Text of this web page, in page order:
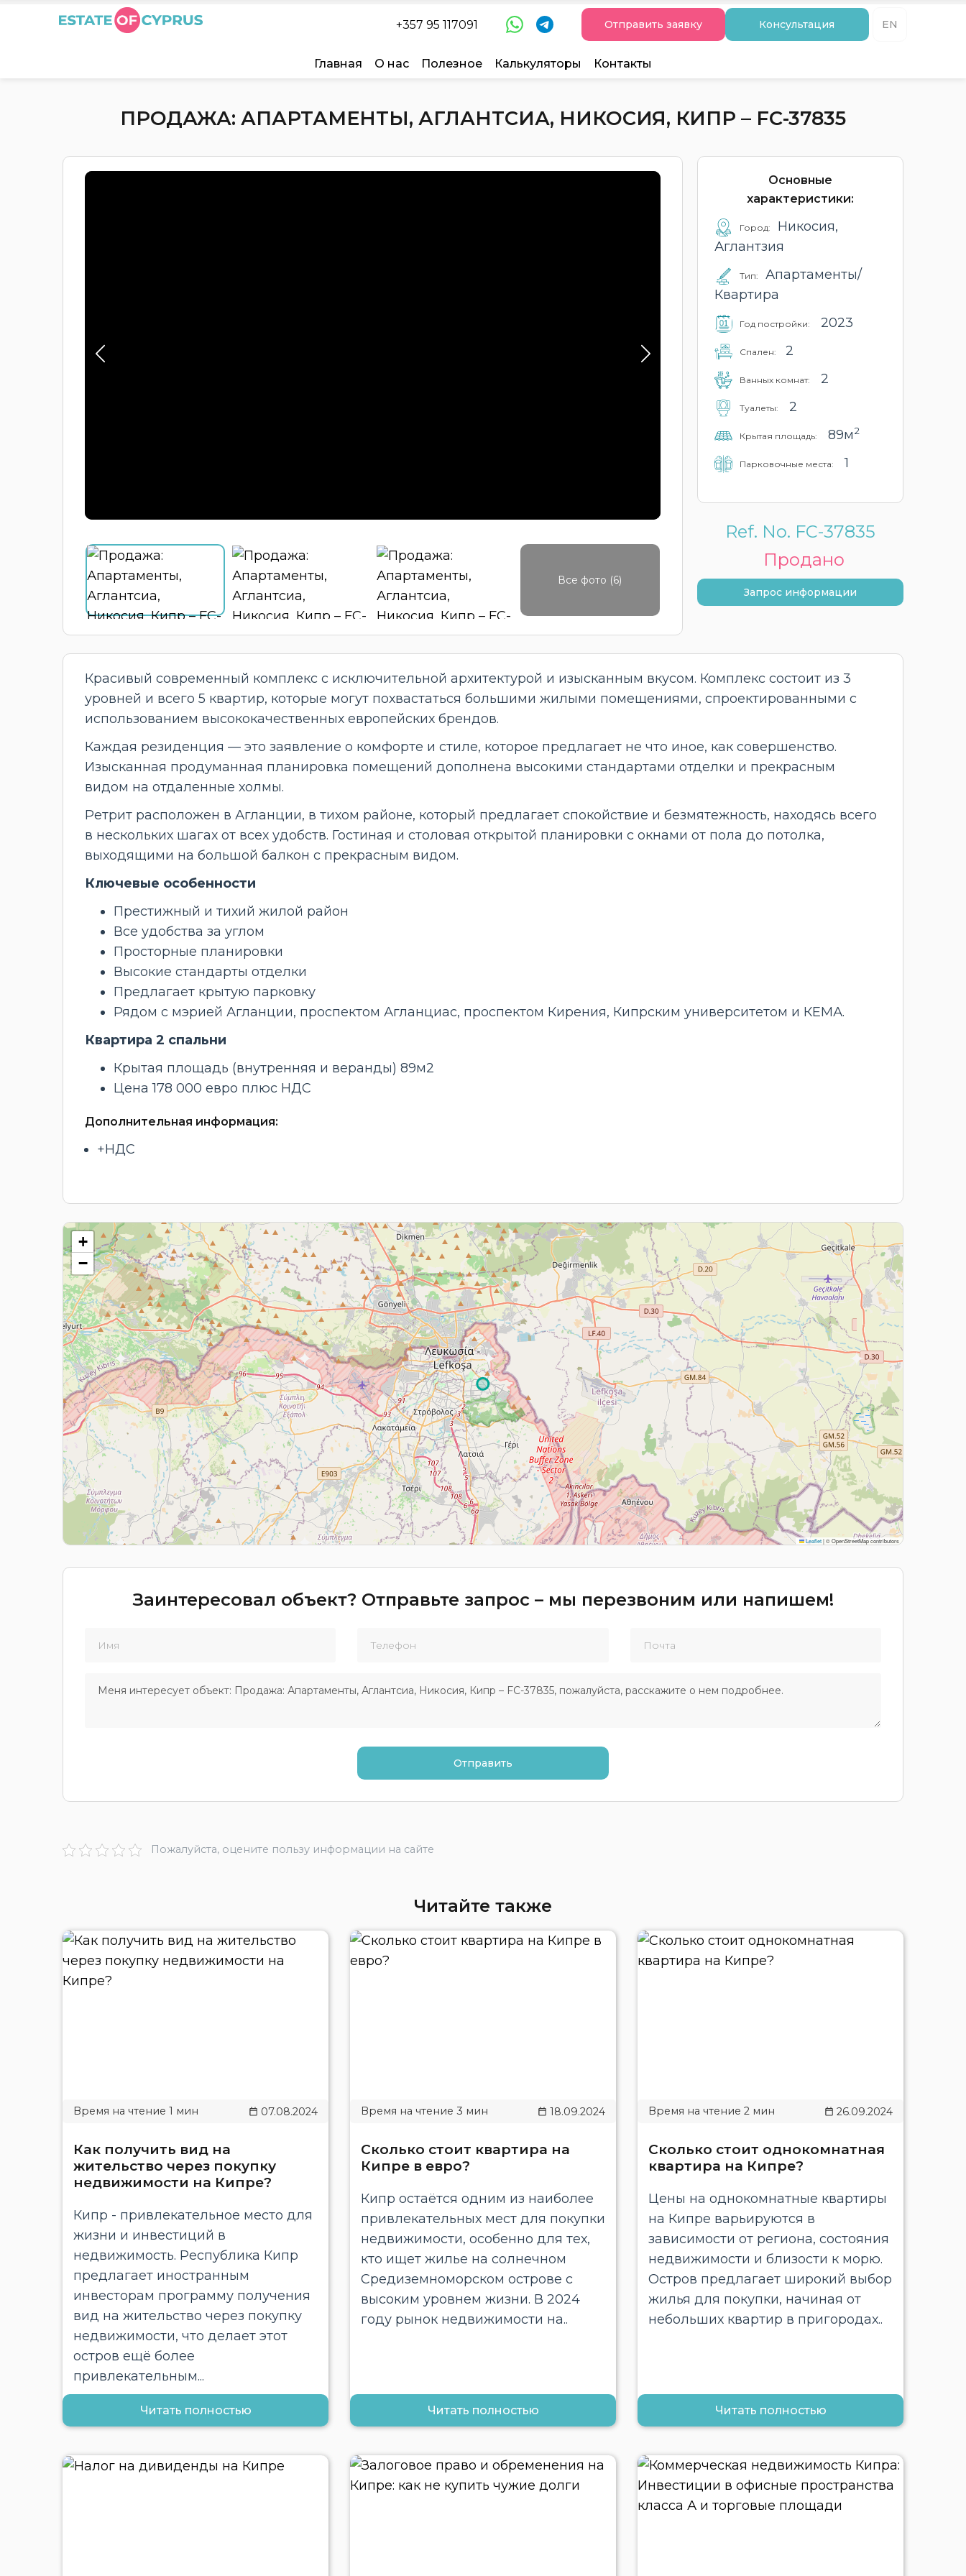
+357 95 117091 Отправить заявку Консультация EN
Главная О нас Полезное Калькуляторы Контакты
ПРОДАЖА: АПАРТАМЕНТЫ, АГЛАНТСИА, НИКОСИЯ, КИПР – FC-37835
Все фото (6)
Основные
характеристики:
Город:
Никосия,
Аглантзия
Тип:
Апартаменты/
Квартира
Год постройки: 2023
Cпален: 2
Ванных комнат: 2
Туалеты: 2
Крытая площадь: 89м2
Парковочные места: 1
Ref. No. FC-37835
Продано
Запрос информации
Красивый современный комплекс с исключительной архитектурой и изысканным вкусом. Комплекс состоит из 3
уровней и всего 5 квартир, которые могут похвастаться большими жилыми помещениями, спроектированными с
использованием высококачественных европейских брендов.
Каждая резиденция — это заявление о комфорте и стиле, которое предлагает не что иное, как совершенство.
Изысканная продуманная планировка помещений дополнена высокими стандартами отделки и прекрасным
видом на отдаленные холмы.
Ретрит расположен в Агланции, в тихом районе, который предлагает спокойствие и безмятежность, находясь всего
в нескольких шагах от всех удобств. Гостиная и столовая открытой планировки с окнами от пола до потолка,
выходящими на большой балкон с прекрасным видом.
Ключевые особенности
Престижный и тихий жилой район
Все удобства за углом
Просторные планировки
Высокие стандарты отделки
Предлагает крытую парковку
Рядом с мэрией Агланции, проспектом Агланциас, проспектом Кирения, Кипрским университетом и КЕМА.
Квартира 2 спальни
Крытая площадь (внутренняя и веранды) 89м2
Цена 178 000 евро плюс НДС
Дополнительная информация:
+НДС
+
−
Leaflet|© OpenStreetMap contributors
Заинтересовал объект? Отправьте запрос – мы перезвоним или напишем!
Пожалуйста, оцените пользу информации на сайте
Читайте также
07.08.2024
Как получить вид на
жительство через покупку
недвижимости на Кипре?
Кипр - привлекательное место для
жизни и инвестиций в
недвижимость. Республика Кипр
предлагает иностранным
инвесторам программу получения
вид на жительство через покупку
недвижимости, что делает этот
остров ещё более
привлекательным...
Читать полностью
18.09.2024
Сколько стоит квартира на
Кипре в евро?
Кипр остаётся одним из наиболее
привлекательных мест для покупки
недвижимости, особенно для тех,
кто ищет жилье на солнечном
Средиземноморском острове с
высоким уровнем жизни. В 2024
году рынок недвижимости на..
Читать полностью
26.09.2024
Сколько стоит однокомнатная
квартира на Кипре?
Цены на однокомнатные квартиры
на Кипре варьируются в
зависимости от региона, состояния
недвижимости и близости к морю.
Остров предлагает широкий выбор
жилья для покупки, начиная от
небольших квартир в пригородах..
Читать полностью